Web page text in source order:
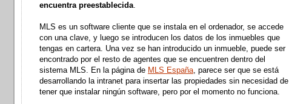
encuentra preestablecida.
MLS es un software cliente que se instala en el ordenador, se accede
con una clave, y luego se introducen los datos de los inmuebles que
tengas en cartera. Una vez se han introducido un inmueble, puede ser
encontrado por el resto de agentes que se encuentren dentro del
sistema MLS. En la página de MLS España, parece ser que se está
desarrollando la intranet para insertar las propiedades sin necesidad de
tener que instalar ningún software, pero por el momento no funciona.